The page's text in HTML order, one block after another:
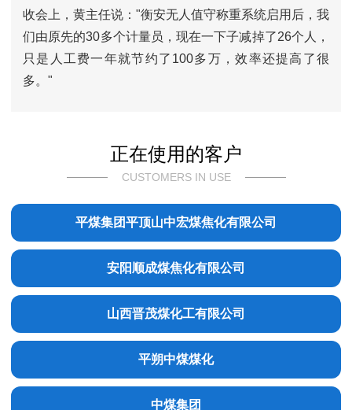
收会上，黄主任说："衡安无人值守称重系统启用后，我
们由原先的30多个计量员，现在一下子减掉了26个人，
只是人工费一年就节约了100多万，效率还提高了很
多。"
正在使用的客户
CUSTOMERS IN USE
平煤集团平顶山中宏煤焦化有限公司
安阳顺成煤焦化有限公司
山西晋茂煤化工有限公司
平朔中煤煤化
中煤集团